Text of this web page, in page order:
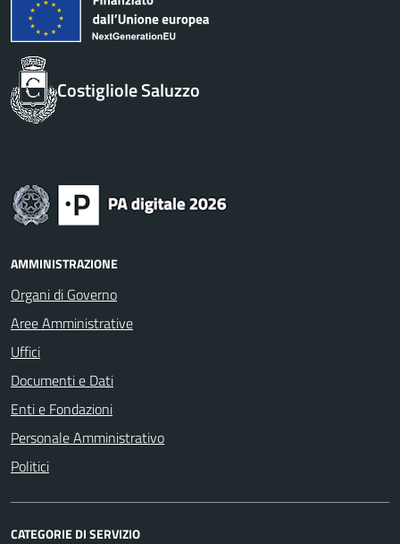
Costigliole Saluzzo
AMMINISTRAZIONE
Organi di Governo
Aree Amministrative
Uffici
Documenti e Dati
Enti e Fondazioni
Personale Amministrativo
Politici
CATEGORIE DI SERVIZIO